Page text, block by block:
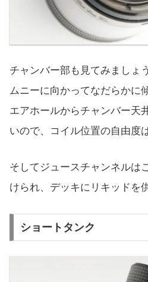
チャンバー部も見てみましょ
ムニーに向かってなだらかに
エアホールからチャンバー天
いので、コイル位置の自由度
そしてジュースチャンネルは
けられ、デッキにリキッドを
ショートタンク